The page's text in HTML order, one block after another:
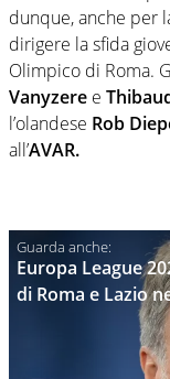
dunque, anche per
dirigere la sfida
Olimpico di Roma.
Vanyzere e
l’olandese Rob
all’AVAR.
Europa League
di Roma e Lazio